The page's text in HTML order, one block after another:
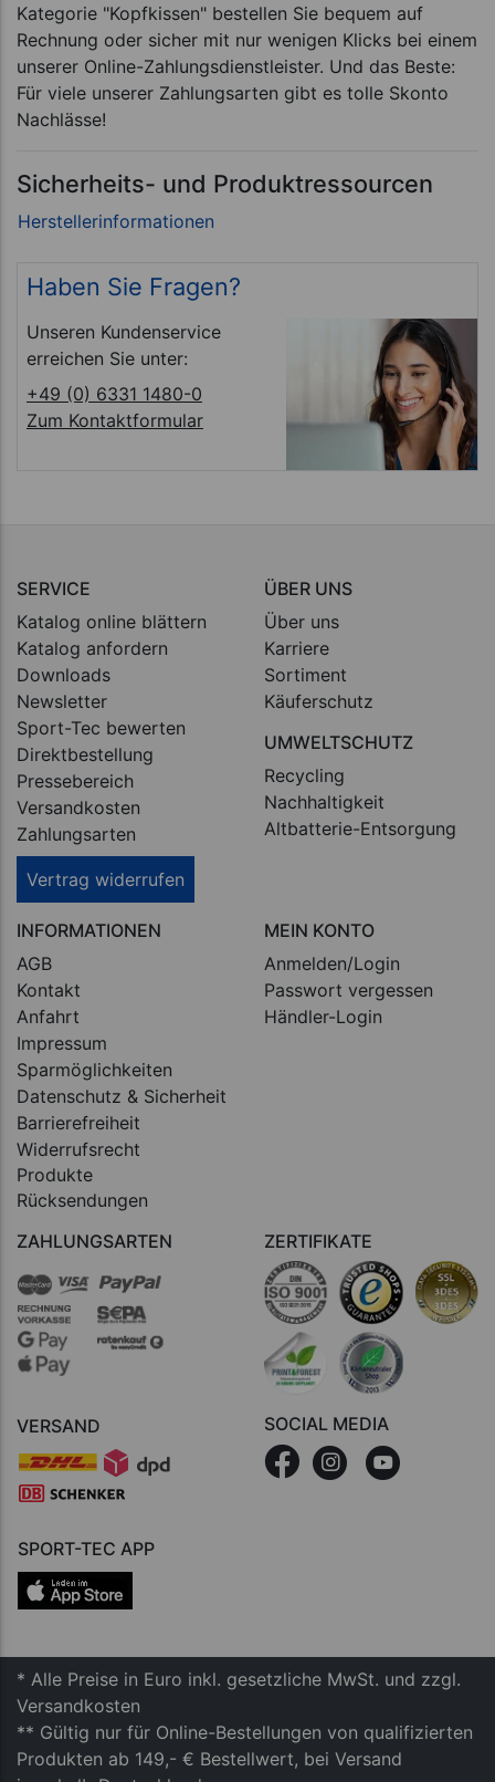
Kategorie "Kopfkissen" bestellen Sie bequem auf
Rechnung oder sicher mit nur wenigen Klicks bei einem
unserer Online-Zahlungsdienstleister. Und das Beste:
Für viele unserer Zahlungsarten gibt es tolle Skonto
Nachlässe!
Sicherheits- und Produktressourcen
Haben Sie Fragen?
Unseren Kundenservice
erreichen Sie unter:
+49 (0) 6331 1480-0
Zum Kontaktformular
SERVICE
Katalog online blättern
Katalog anfordern
Downloads
Newsletter
Sport-Tec bewerten
Direktbestellung
Pressebereich
Versandkosten
Zahlungsarten
Vertrag widerrufen
ÜBER UNS
Über uns
Karriere
Sortiment
Käuferschutz
UMWELTSCHUTZ
Recycling
Nachhaltigkeit
Altbatterie-Entsorgung
INFORMATIONEN
AGB
Kontakt
Anfahrt
Impressum
Sparmöglichkeiten
Datenschutz & Sicherheit
Barrierefreiheit
Widerrufsrecht
Produkte
Rücksendungen
MEIN KONTO
Anmelden/Login
Passwort vergessen
Händler-Login
ZAHLUNGSARTEN
VERSAND
ZERTIFIKATE
SOCIAL MEDIA
SPORT-TEC APP
* Alle Preise in Euro inkl. gesetzliche MwSt. und zzgl.
Versandkosten
** Gültig nur für Online-Bestellungen von qualifizierten
Produkten ab 149,- € Bestellwert, bei Versand